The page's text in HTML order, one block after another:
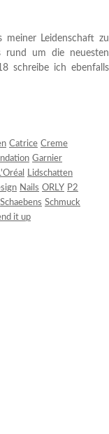
Leidenschaft zu
rund um die neuesten
schreibe ich ebenfalls
Catrice Creme
Garnier
Lidschatten
Nails ORLY P2
Schaebens Schmuck
it up